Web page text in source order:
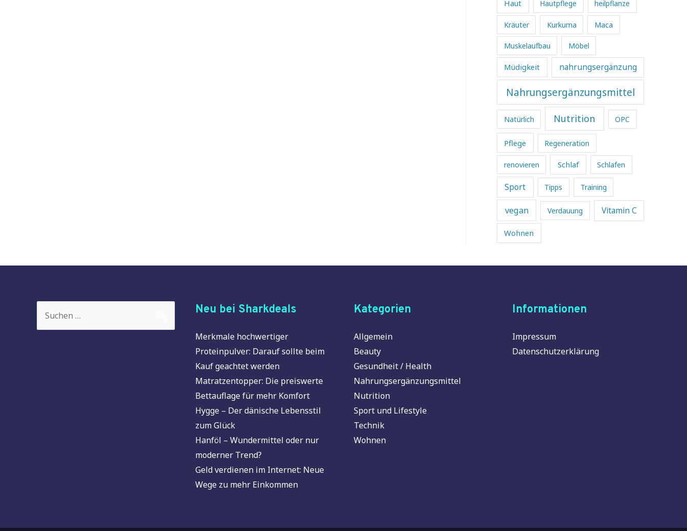
Haut Hautpflege heilpflanze
Kräuter Kurkuma Maca
Muskelaufbau Möbel
Müdigkeit nahrungsergänzung
Nahrungsergänzungsmittel
Natürlich Nutrition OPC
Pflege Regeneration
renovieren Schlaf Schlafen
Sport Tipps Training
vegan Verdauung Vitamin C
Wohnen
Neu bei Sharkdeals
Merkmale hochwertiger
Proteinpulver: Darauf sollte beim
Kauf geachtet werden
Matratzentopper: Die preiswerte
Bettauflage für mehr Komfort
Hygge – Der dänische Lebensstil
zum Glück
Hanföl – Wundermittel oder nur
moderner Trend?
Geld verdienen im Internet: Neue
Wege zu mehr Einkommen
Kategorien
Allgemein
Beauty
Gesundheit / Health
Nahrungsergänzungsmittel
Nutrition
Sport und Lifestyle
Technik
Wohnen
Informationen
Impressum
Datenschutzerklärung